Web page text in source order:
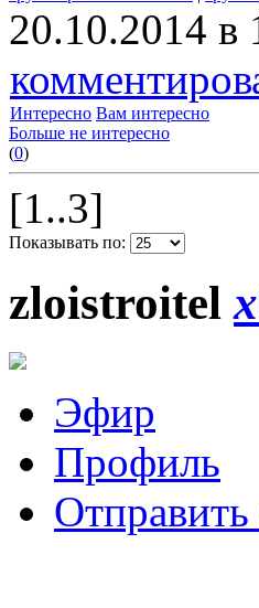
20.10.2014 в
Интересно Вам интересно
Больше не интересно
(0)
[1..3]
Показывать по:
zloistroitelx
Эфир
Профиль